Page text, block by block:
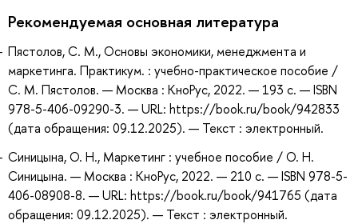
Рекомендуемая основная литература
Пястолов, С. М., Основы экономики, менеджмента и
маркетинга. Практикум. : учебно-практическое пособие /
С. М. Пястолов. — Москва : КноРус, 2022. — 193 с. — ISBN
978-5-406-09290-3. — URL: https://book.ru/book/942833
(дата обращения: 09.12.2025). — Текст : электронный.
Синицына, О. Н., Маркетинг : учебное пособие / О. Н.
Синицына. — Москва : КноРус, 2022. — 210 с. — ISBN 978-5-
406-08908-8. — URL: https://book.ru/book/941765 (дата
обращения: 09.12.2025). — Текст : электронный.